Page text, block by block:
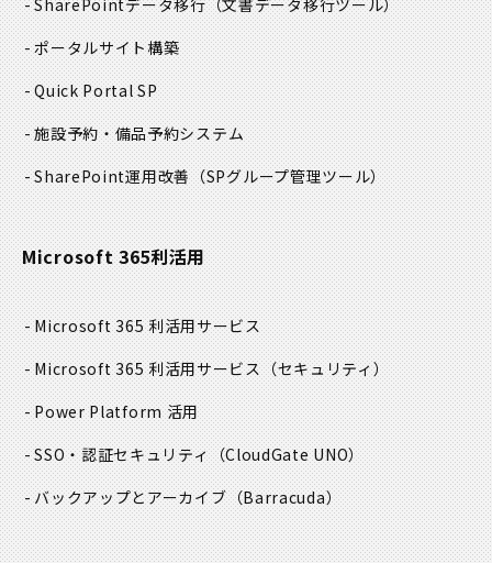
SharePointデータ移行（文書データ移行ツール）
ポータルサイト構築
Quick Portal SP
施設予約・備品予約システム
SharePoint運用改善（SPグループ管理ツール）
Microsoft 365利活用
Microsoft 365 利活用サービス
Microsoft 365 利活用サービス（セキュリティ）
Power Platform 活用
SSO・認証セキュリティ（CloudGate UNO）
バックアップとアーカイブ（Barracuda）